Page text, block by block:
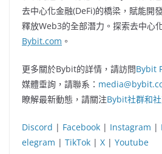
去中心化金融(DeFi)的橋梁，賦能開
釋放Web3的全部潛力。探索去中心
Bybit.com 。
更多關於Bybit的詳情，請訪問Bybit
媒體垂詢，請聯系：
瞭解最新動態，請關注Bybit社群和
Discord | Facebook | Instagram |
elegram | TikTok | X | Youtube